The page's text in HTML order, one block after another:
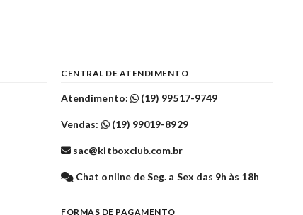
CENTRAL DE ATENDIMENTO
Atendimento: (19) 99517-9749
Vendas: (19) 99019-8929
sac@kitboxclub.com.br
Chat online de Seg. a Sex das 9h às 18h
FORMAS DE PAGAMENTO